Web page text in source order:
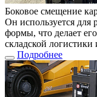
Боковое смещение
Он используется
формы, что делает
складской логистики
Подробнее